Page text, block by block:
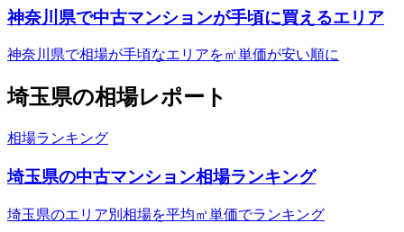
神奈川県で中古マンションが手頃に買えるエリア
神奈川県で相場が手頃なエリアを㎡単価が安い順に
埼玉県の相場レポート
相場ランキング
埼玉県の中古マンション相場ランキング
埼玉県のエリア別相場を平均㎡単価でランキング